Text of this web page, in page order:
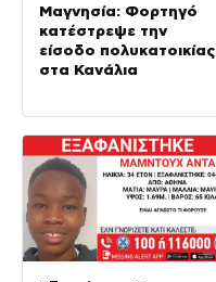
Μαγνησία: Φορτηγό
κατέστρεψε την
είσοδο πολυκατοικίας
στα Κανάλια